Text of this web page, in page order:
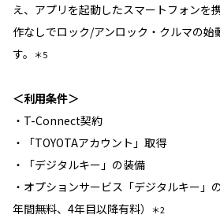
え、アプリを起動したスマートフォンを
作なしでロック/アンロック・クルマの始
す。
＊5
＜利用条件＞
・T-Connect契約
・「TOYOTAアカウント」取得
・「デジタルキー」の装備
・オプションサービス「デジタルキー」
年間無料、4年目以降有料）
＊2